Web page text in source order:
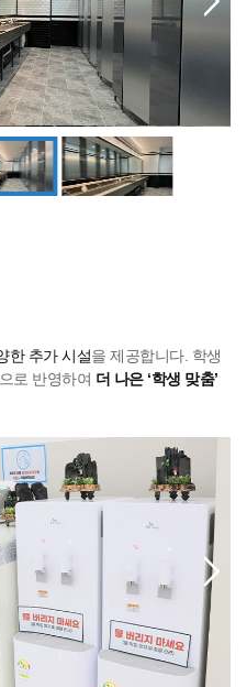
한 추가 시설을 제공합니다. 학생
로 반영하여 더 나은 ‘학생 맞춤’